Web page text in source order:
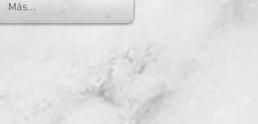
Más...